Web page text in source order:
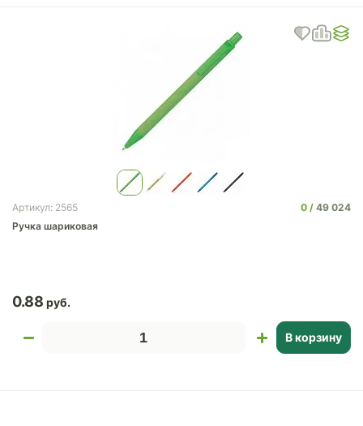
Артикул: 2565 0
49 024
Ручка шариковая
0.88
В корзину